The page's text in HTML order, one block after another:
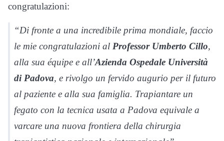
congratulazioni:
“Di fronte a una incredibile prima mondiale, faccio
le mie congratulazioni al Professor Umberto Cillo,
alla sua équipe e all’Azienda Ospedale Università
di Padova, e rivolgo un fervido augurio per il futuro
al paziente e alla sua famiglia. Trapiantare un
fegato con la tecnica usata a Padova equivale a
varcare una nuova frontiera della chirurgia